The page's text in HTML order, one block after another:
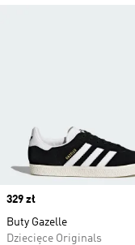
Price
329 zł
Buty Gazelle
Dziecięce Originals